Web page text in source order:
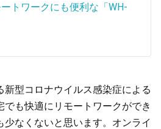
トワークにも便利な「WH-
新型コロナウイルス感染症による
も快適にリモートワークができ
少なくないと思います。オンライ